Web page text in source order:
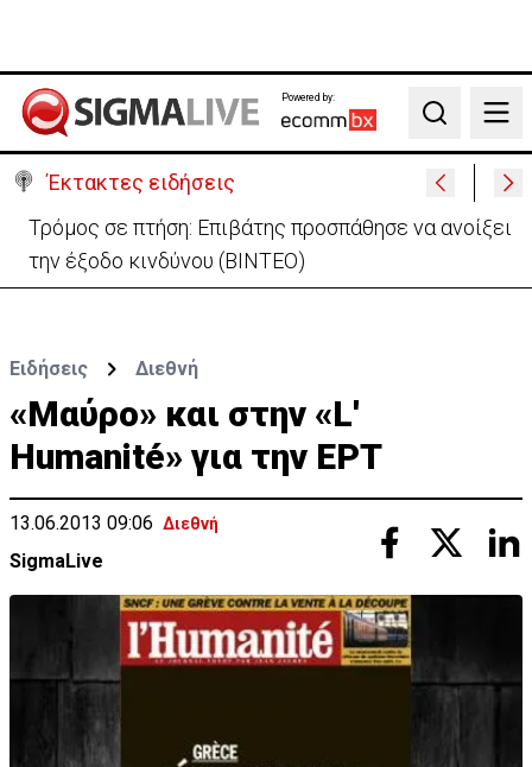
Powered by:
Search
Έκτακτες ειδήσεις
Τρόμος σε πτήση: Επιβάτης προσπάθησε να ανοίξει
την έξοδο κινδύνου (ΒΙΝΤΕΟ)
Ειδήσεις Διεθνή
«Μαύρο» και στην «L'
Humanité» για την ΕΡΤ
13.06.2013 09:06 Διεθνή
SigmaLive